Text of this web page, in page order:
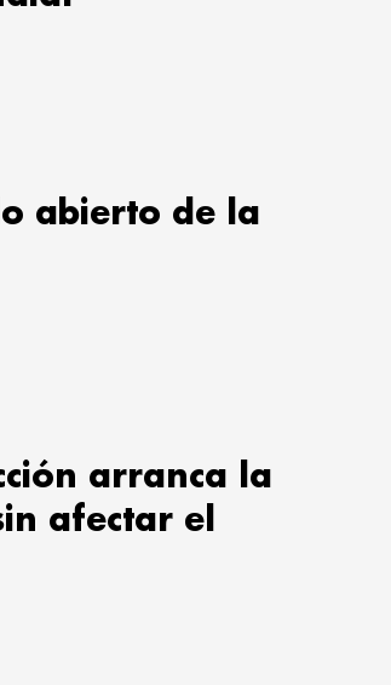
abierto de la
arranca la
afectar el